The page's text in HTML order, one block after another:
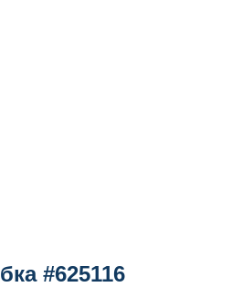
#625116